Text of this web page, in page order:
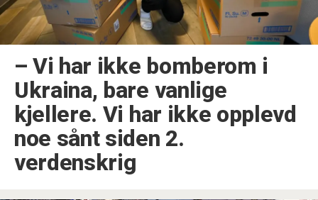
–⁠ Vi har ikke bomberom i
Ukraina, bare vanlige
kjellere. Vi har ikke opplevd
noe sånt siden 2.
verdenskrig